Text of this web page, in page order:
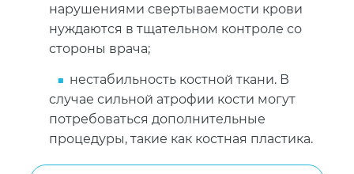
нарушениями свертываемости крови
нуждаются в тщательном контроле со
стороны врача;
нестабильность костной ткани. В
случае сильной атрофии кости могут
потребоваться дополнительные
процедуры, такие как костная пластика.